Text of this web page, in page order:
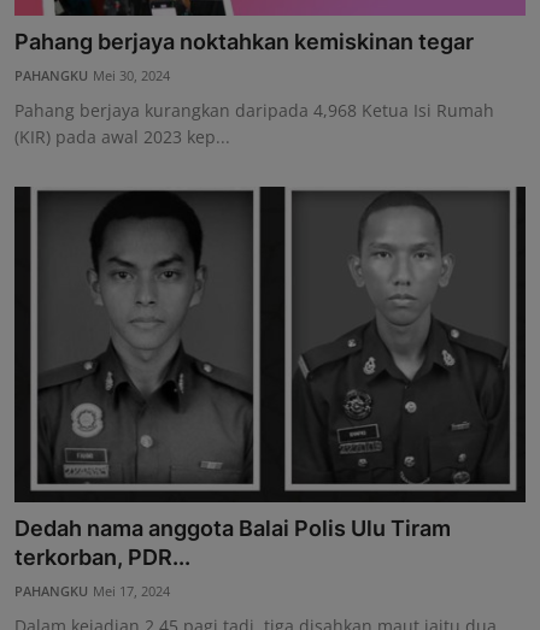
Pahang berjaya noktahkan kemiskinan tegar
PAHANGKU Mei 30, 2024
Pahang berjaya kurangkan daripada 4,968 Ketua Isi Rumah
(KIR) pada awal 2023 kep...
Dedah nama anggota Balai Polis Ulu Tiram
terkorban, PDR...
PAHANGKU Mei 17, 2024